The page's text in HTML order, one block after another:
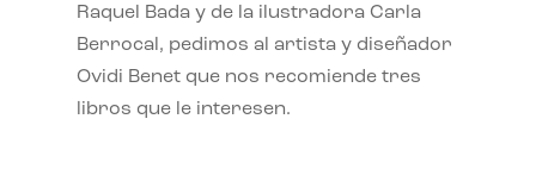
Raquel Bada y de la ilustradora Carla
Berrocal, pedimos al artista y diseñador
Ovidi Benet que nos recomiende tres
libros que le interesen.